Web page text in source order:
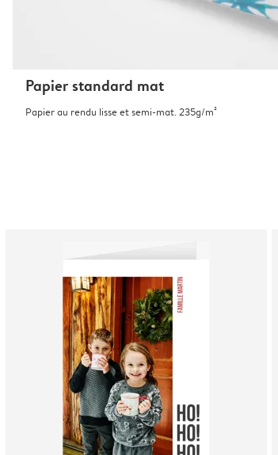
Papier standard mat
Papier au rendu lisse et semi-mat. 235g/m²